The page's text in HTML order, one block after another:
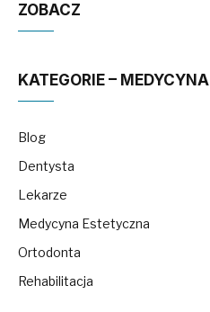
ZOBACZ
KATEGORIE – MEDYCYNA
Blog
Dentysta
Lekarze
Medycyna Estetyczna
Ortodonta
Rehabilitacja